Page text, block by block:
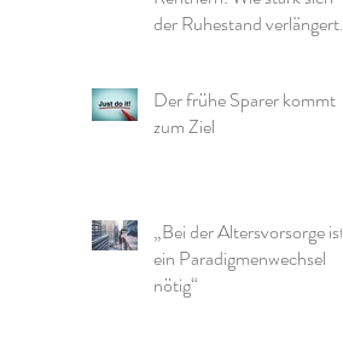
der Ruhestand verlängert
Der frühe Sparer kommt
zum Ziel
„Bei der Altersvorsorge ist
ein Paradigmenwechsel
nötig“